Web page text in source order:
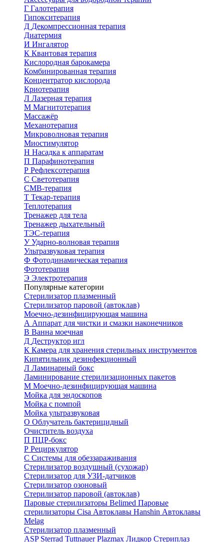
Г Галотерапия
Гипокситерапия
Д Декомпрессионная терапия
Диатермия
И Ингалятор
К Квантовая терапия
Кислородная барокамера
Комбинированная терапия
Концентратор кислорода
Криотерапия
Л Лазерная терапия
М Магнитотерапия
Массажёр
Механотерапия
Микроволновая терапия
Миостимулятор
Н Насадка к аппаратам
П Парафинотерапия
Р Рефлексотерапия
С Светотерапия
СМВ-терапия
Т Текар-терапия
Теплотерапия
Тренажер для тела
Тренажер дыхательный
ТЭС-терапия
УУдарно-волновая терапия
Ультразвуковая терапия
Ф Фотодинамическая терапия
Фототерапия
Э Электротерапия
Популярные категории
Стерилизатор плазменный
Стерилизатор паровой (автоклав)
Моечно-дезинфицирующая машина
А Аппарат для чистки и смазки наконечников
В Ванна моечная
Д Деструктор игл
К Камера для хранения стерильных инструментов
Кипятильник дезинфекционный
Л Ламинарный бокс
Ламинирование стерилизационных пакетов
М Моечно-дезинфицирующая машина
Мойка для эндоскопов
Мойка с помпой
Мойка ультразвуковая
О Облучатель бактерицидный
Очиститель воздуха
П ПЦР-бокс
Р Рециркулятор
С Системы для обеззараживания
Стерилизатор воздушный (сухожар)
Стерилизатор для УЗИ-датчиков
Стерилизатор озоновый
Стерилизатор паровой (автоклав)
Паровые стерилизаторы Belimed Паровые
стерилизаторы Cisa Автоклавы Hanshin Автоклавы
Melag
Стерилизатор плазменный
ASP Sterrad Tuttnauer Plazmax Лидкор Стериплаз